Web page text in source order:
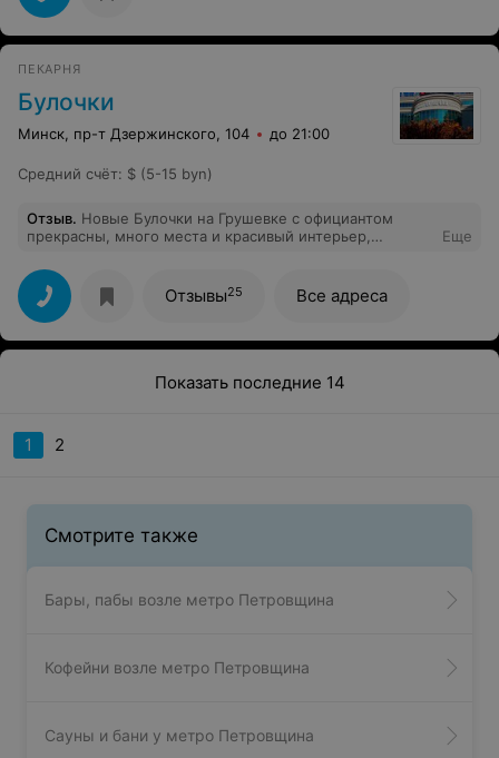
ПЕКАРНЯ
Булочки
Минск, пр-т Дзержинского, 104 до 21:00
Средний счёт: $ (5-15 byn)
Отзыв. Новые Булочки на Грушевке с официантом
прекрасны, много места и красивый интерьер,
Еще
Отзывы25 Все адреса
Показать последние 14
1 2
Смотрите также
Бары, пабы возле метро Петровщина
Кофейни возле метро Петровщина
Сауны и бани у метро Петровщина